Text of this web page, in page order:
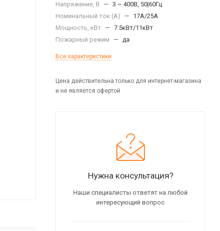
Напряжение, В
— 3 ~ 400В, 50|60Гц
Номинальный ток (А)
— 17А/25A
Мощность, кВт — 7.5кВт/11кВт
Пожарный режим
— да
Все характеристики
Цена действительна только для интернет-магазина
и не является офертой
Нужна консультация?
Наши специалисты ответят на любой
интересующий вопрос